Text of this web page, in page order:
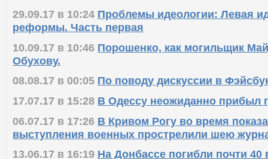
04.10.17 в 19:33 О реформе медицины: почему
правительство, не имеет никакого
29.09.17 в 10:24 Проблемы идеологии: Левая
реформы. Часть первая
10.09.17 в 10:46 Порошенко, как могильщик
17.07.17 в 15:28 В Одессу неожиданно прибыл
06.07.17 в 17:26 В Кривом Рогу во время